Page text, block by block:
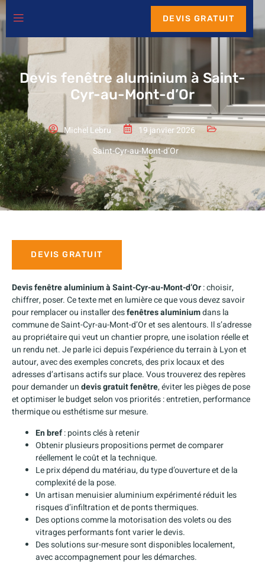
DEVIS GRATUIT
Devis fenêtre aluminium à Saint-
Cyr-au-Mont-d’Or
Michel Lebru
19 janvier 2026
Saint-Cyr-au-Mont-d’Or
DEVIS GRATUIT
Devis fenêtre aluminium à Saint-Cyr-au-Mont-d’Or: choisir,
chiffrer, poser. Ce texte met en lumière ce que vous devez savoir
pour remplacer ou installer desfenêtres aluminiumdans la
commune de Saint-Cyr-au-Mont-d’Or et ses alentours. Il s’adresse
au propriétaire qui veut un chantier propre, une isolation réelle et
un rendu net. Je parle ici depuis l’expérience du terrain à Lyon et
autour, avec des exemples concrets, des prix locaux et des
adresses d’artisans actifs sur place. Vous trouverez des repères
pour demander undevis gratuit fenêtre, éviter les pièges de pose
et optimiser le budget selon vos priorités : entretien, performance
thermique ou esthétisme sur mesure.
En bref: points clés à retenir
Obtenir plusieurs propositions permet de comparer
réellement le coût et la technique.
Le prix dépend du matériau, du type d’ouverture et de la
complexité de la pose.
Un artisan menuisier aluminium expérimenté réduit les
risques d’infiltration et de ponts thermiques.
Des options comme la motorisation des volets ou des
vitrages performants font varier le devis.
Des solutions sur-mesure sont disponibles localement,
avec accompagnement pour les démarches.